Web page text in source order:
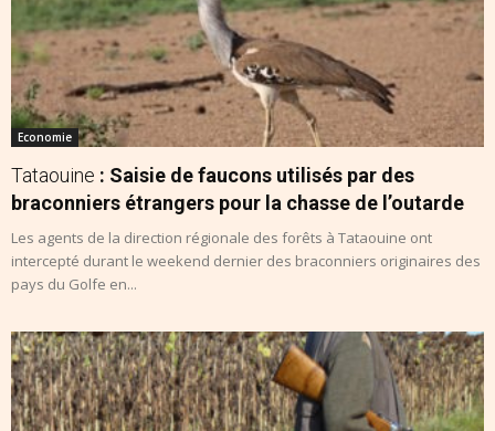
Economie
Tataouine : Saisie de faucons utilisés par des
braconniers étrangers pour la chasse de l’outarde
Les agents de la direction régionale des forêts à Tataouine ont
intercepté durant le weekend dernier des braconniers originaires des
pays du Golfe en...